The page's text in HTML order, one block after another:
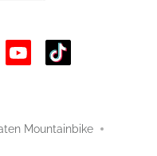
Mountainbike